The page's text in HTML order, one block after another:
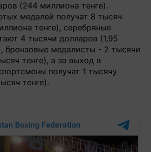
(244 миллиона тенге).
медалей получат 8 тысяч
тенге), серебряные
4 тысячи долларов (1,95
бронзовые медалисты - 2 тысячи
тенге), а за выход в
получат 1 тысячу
тенге).